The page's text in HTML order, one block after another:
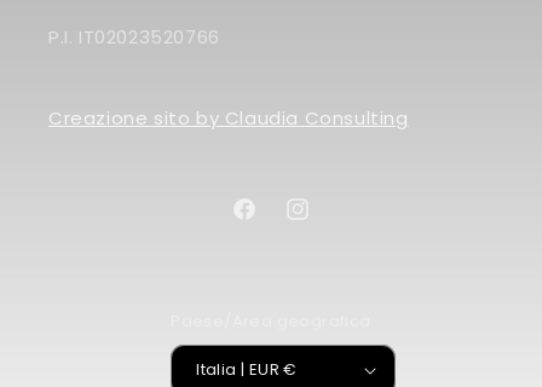
P.I. IT02023520766
Creazione sito by Claudia Consulting
FacebookInstagram
Italia | EUR €